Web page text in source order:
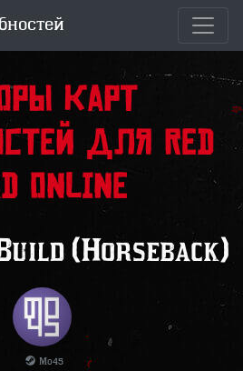
карт
для Red
Online
(Horseback)
Mo45